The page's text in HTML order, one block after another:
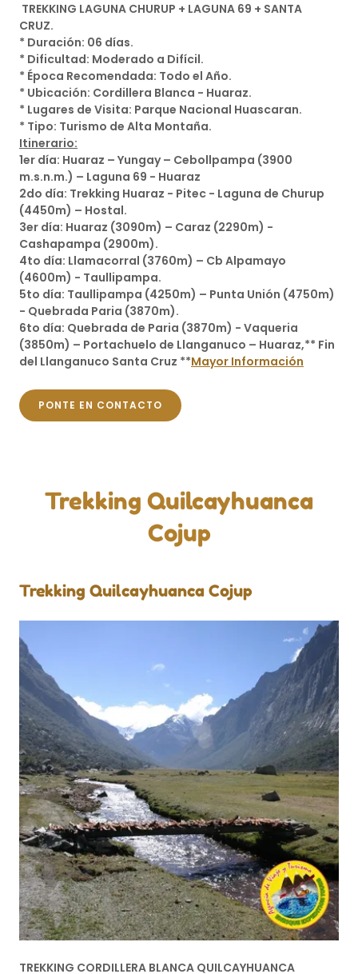
TREKKING LAGUNA CHURUP + LAGUNA 69 + SANTA
CRUZ.
* Duración: 06 días.
* Dificultad: Moderado a Difícil.
* Época Recomendada: Todo el Año.
* Ubicación: Cordillera Blanca - Huaraz.
* Lugares de Visita: Parque Nacional Huascaran.
* Tipo: Turismo de Alta Montaña.
Itinerario:
1er día: Huaraz – Yungay – Cebollpampa (3900
m.s.n.m.) – Laguna 69 - Huaraz
2do día: Trekking Huaraz - Pitec - Laguna de Churup
(4450m) – Hostal.
3er día: Huaraz (3090m) – Caraz (2290m) -
Cashapampa (2900m).
4to día: Llamacorral (3760m) – Cb Alpamayo
(4600m) - Taullipampa.
5to día: Taullipampa (4250m) – Punta Unión (4750m)
- Quebrada Paria (3870m).
6to día: Quebrada de Paria (3870m) - Vaqueria
(3850m) – Portachuelo de Llanganuco – Huaraz,** Fin
del Llanganuco Santa Cruz **Mayor Información
PONTE EN CONTACTO
Trekking Quilcayhuanca
Cojup
Trekking Quilcayhuanca Cojup
TREKKING CORDILLERA BLANCA QUILCAYHUANCA